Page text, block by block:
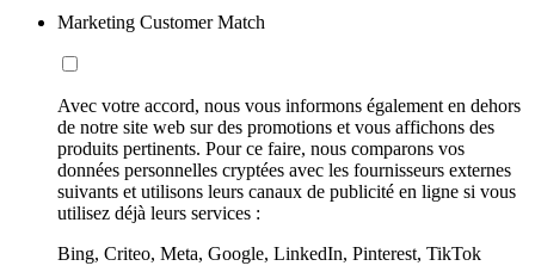
Marketing Customer Match
Avec votre accord, nous vous informons également en dehors
de notre site web sur des promotions et vous affichons des
produits pertinents. Pour ce faire, nous comparons vos
données personnelles cryptées avec les fournisseurs externes
suivants et utilisons leurs canaux de publicité en ligne si vous
utilisez déjà leurs services :
Bing, Criteo, Meta, Google, LinkedIn, Pinterest, TikTok